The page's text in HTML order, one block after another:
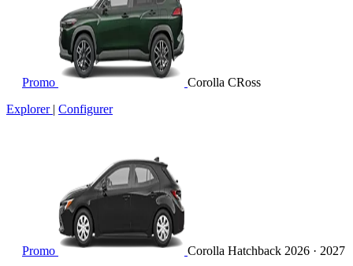
Promo
Corolla CRoss
Explorer | Configurer
Promo Corolla Hatchback 2026 · 2027